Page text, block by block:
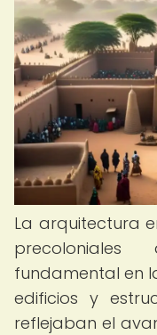
La arquitectura
fundamental en
edificios y
reflejaban el